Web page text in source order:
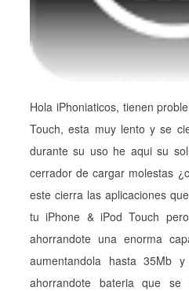
Hola iPhoniaticos, tienen
Touch, esta muy lento y se
durante su uso he aqui su
cerrador de cargar molestas
este cierra las aplicaciones
tu iPhone & iPod Touch
ahorrandote una enorma
aumentandola hasta 35Mb
ahorrandote bateria que